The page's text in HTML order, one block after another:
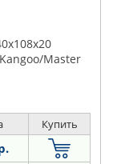
Master
Купить